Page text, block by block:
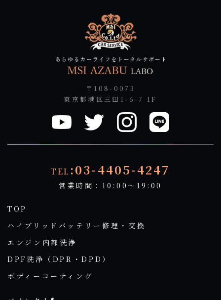
〒108-0073
東京都港区三田1-6-7 1F
TEL :03-4405-4247
営業時間：10:00～19:00
TOP
ハイブリッドバッテリー修理・交換
エンジン内部洗浄
DPF洗浄（DPR・DPD）
ボディーコーティング